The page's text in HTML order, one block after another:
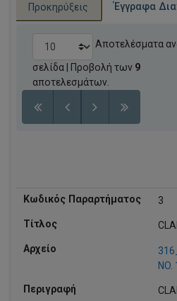
Προκηρύξεις Έγγραφα
Αποτελέσματα
σελίδα | Προβολή των 9
αποτελεσμάτων.
3
NO.